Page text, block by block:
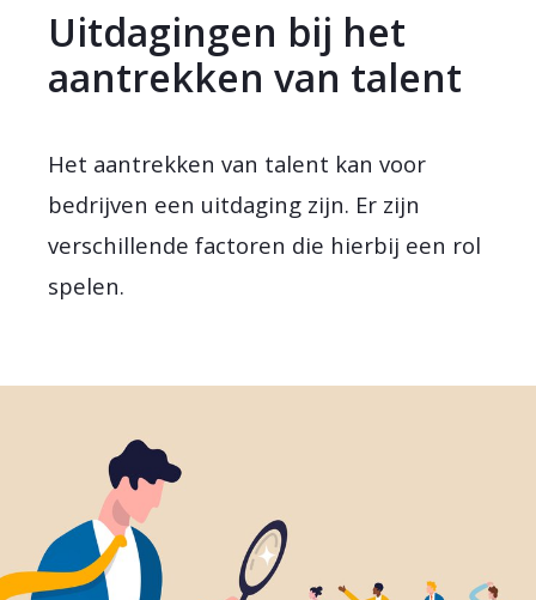
Uitdagingen bij het
aantrekken van talent
Het aantrekken van talent kan voor
bedrijven een uitdaging zijn. Er zijn
verschillende factoren die hierbij een rol
spelen.